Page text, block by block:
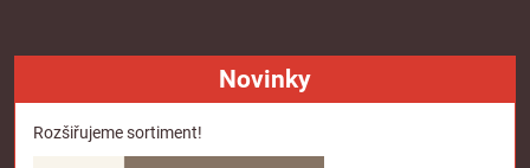
Novinky
Rozšiřujeme sortiment!